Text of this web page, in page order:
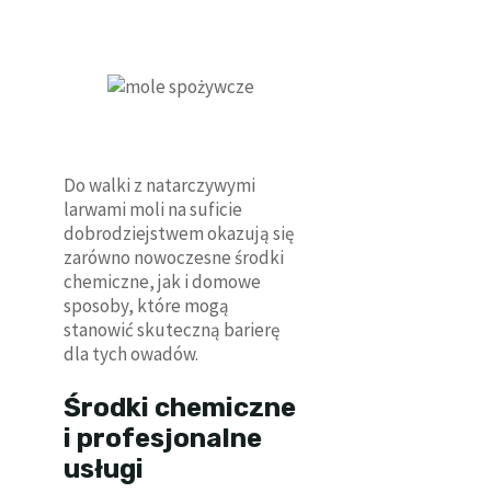
Do walki z natarczywymi
larwami moli na suficie
dobrodziejstwem okazują się
zarówno nowoczesne środki
chemiczne, jak i domowe
sposoby, które mogą
stanowić skuteczną barierę
dla tych owadów.
Środki chemiczne
i profesjonalne
usługi